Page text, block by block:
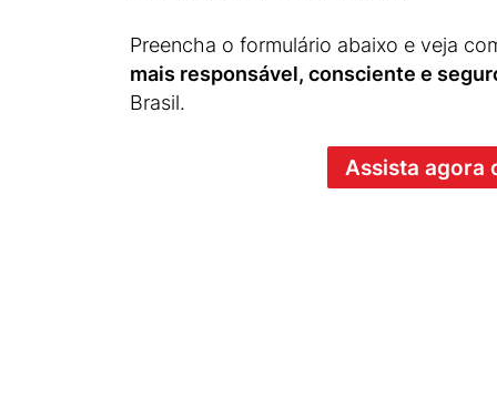
Preencha o formulário abaixo e veja
mais responsável, consciente e
Brasil.
Assista agora